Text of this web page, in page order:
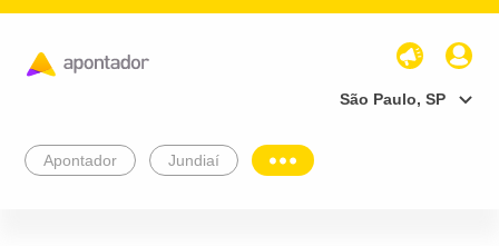
São Paulo, SP
Apontador Jundiaí